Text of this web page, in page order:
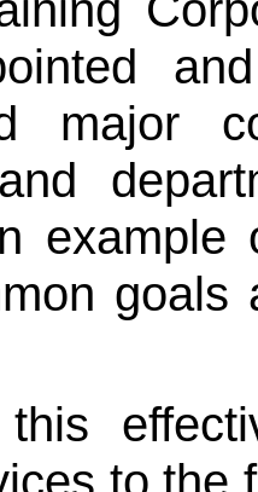
major
example
goals